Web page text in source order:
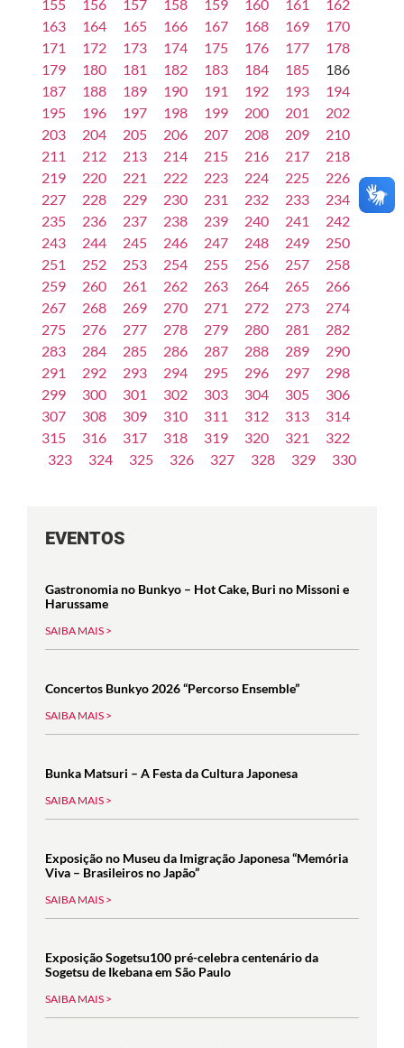
155 156 157 158 159 160 161
162
163
164 165 166 167 168 169
170
171
172 173 174 175 176 177
178
179
180 181 182 183 184 185
186
187
188 189 190 191 192 193
194
195
196 197 198 199 200 201
202
203
204 205 206 207 208 209
210
211
212 213 214 215 216 217
218
219
220 221 222 223 224 225
226
227
228 229 230 231 232 233
234
235
236 237 238 239 240 241
242
243
244 245 246 247 248 249
250
251
252 253 254 255 256 257
258
259
260 261 262 263 264 265
266
267
268 269 270 271 272 273
274
275
276 277 278 279 280 281
282
283
284 285 286 287 288 289
290
291
292 293 294 295 296 297
298
299
300 301 302 303 304 305
306
307
308 309 310 311 312 313
314
315
316 317 318 319 320 321
322
323
324 325 326 327 328 329 330
EVENTOS
Gastronomia no Bunkyo – Hot Cake, Buri no Missoni e
Harussame
SAIBA MAIS >
Concertos Bunkyo 2026 “Percorso Ensemble”
SAIBA MAIS >
Bunka Matsuri – A Festa da Cultura Japonesa
SAIBA MAIS >
Exposição no Museu da Imigração Japonesa “Memória
Viva – Brasileiros no Japão”
SAIBA MAIS >
Exposição Sogetsu100 pré-celebra centenário da
Sogetsu de Ikebana em São Paulo
SAIBA MAIS >